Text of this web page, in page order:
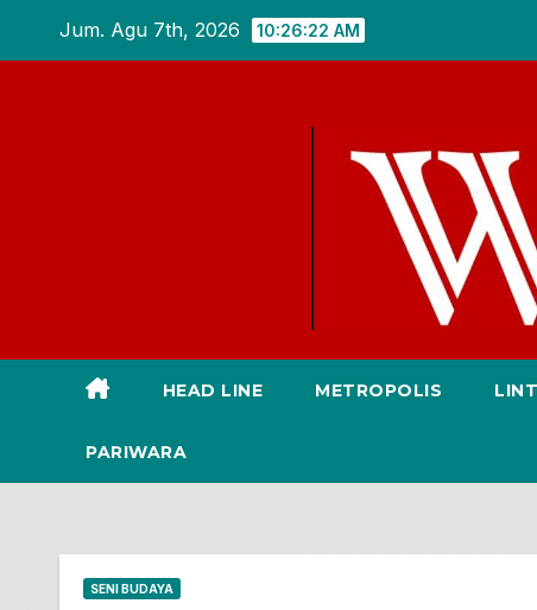
Jum. Agu 7th, 2026 10:26:23 AM
HEAD LINE METROPOLIS
PARIWARA
SENI BUDAYA